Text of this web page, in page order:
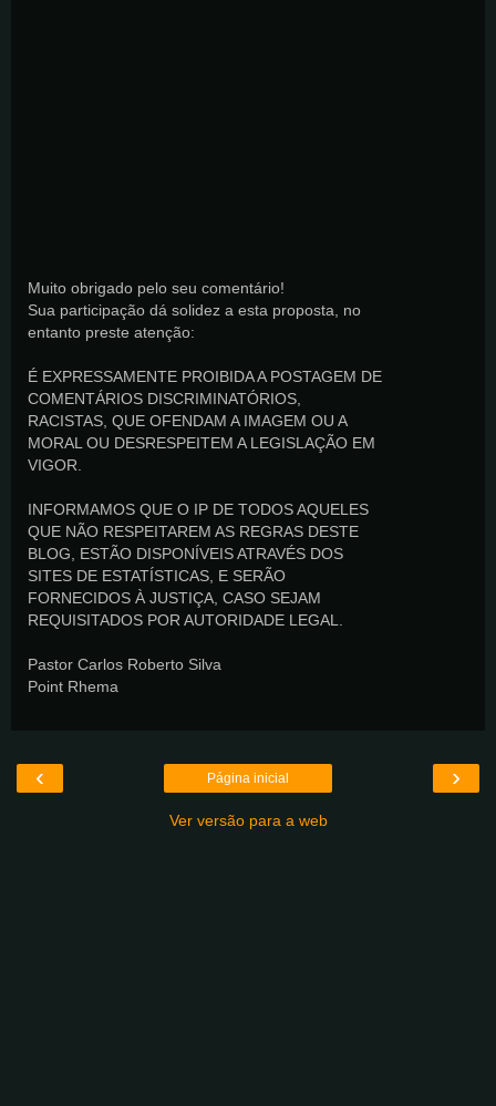
Muito obrigado pelo seu comentário!
Sua participação dá solidez a esta proposta, no
entanto preste atenção:
É EXPRESSAMENTE PROIBIDA A POSTAGEM DE
COMENTÁRIOS DISCRIMINATÓRIOS,
RACISTAS, QUE OFENDAM A IMAGEM OU A
MORAL OU DESRESPEITEM A LEGISLAÇÃO EM
VIGOR.
INFORMAMOS QUE O IP DE TODOS AQUELES
QUE NÃO RESPEITAREM AS REGRAS DESTE
BLOG, ESTÃO DISPONÍVEIS ATRAVÉS DOS
SITES DE ESTATÍSTICAS, E SERÃO
FORNECIDOS À JUSTIÇA, CASO SEJAM
REQUISITADOS POR AUTORIDADE LEGAL.
Pastor Carlos Roberto Silva
Point Rhema
‹ ›
Página inicial
Ver versão para a web